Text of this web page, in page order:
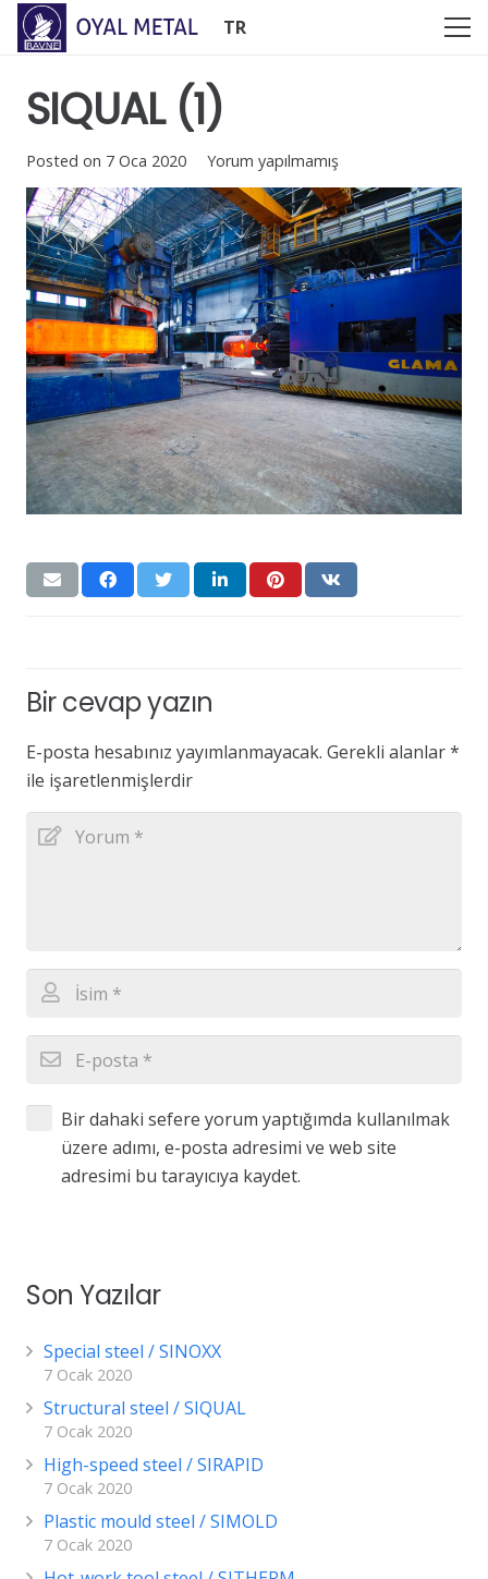
TR
SIQUAL (1)
Posted on 7 Oca 2020 Yorum yapılmamış
Bir cevap yazın
E-posta hesabınız yayımlanmayacak. Gerekli alanlar*
ile işaretlenmişlerdir
Bir dahaki sefere yorum yaptığımda kullanılmak
üzere adımı, e-posta adresimi ve web site
adresimi bu tarayıcıya kaydet.
Son Yazılar
Special steel / SINOXX
7 Ocak 2020
Structural steel / SIQUAL
7 Ocak 2020
High-speed steel / SIRAPID
7 Ocak 2020
Plastic mould steel / SIMOLD
7 Ocak 2020